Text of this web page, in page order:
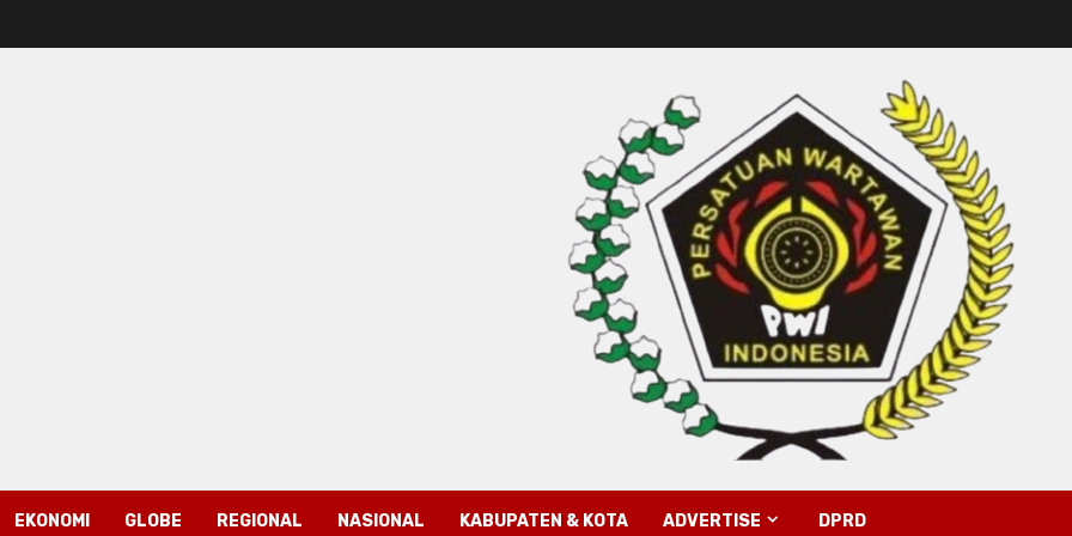
EKONOMI GLOBE REGIONAL NASIONAL KABUPATEN & KOTA ADVERTISE DPRD